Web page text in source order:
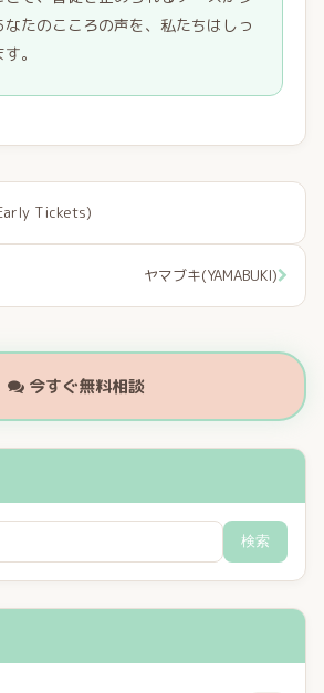
なたのこころの声を、私たちはしっ
。
Tickets)
ヤマブキ(YAMABUKI)
今すぐ無料相談
検索